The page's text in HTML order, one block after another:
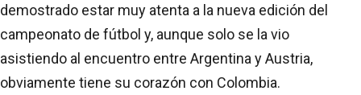
demostrado estar muy atenta a la nueva edición del
campeonato de fútbol y, aunque solo se la vio
asistiendo al encuentro entre Argentina y Austria,
obviamente tiene su corazón con Colombia.